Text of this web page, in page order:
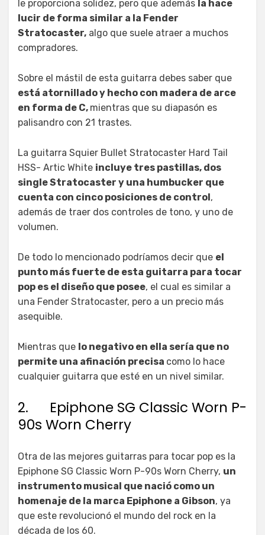
le proporciona solidez, pero que además la hace
lucir de forma similar a la Fender
Stratocaster, algo que suele atraer a muchos
compradores.
Sobre el mástil de esta guitarra debes saber que
está atornillado y hecho con madera de arce
en forma de C, mientras que su diapasón es
palisandro con 21 trastes.
La guitarra Squier Bullet Stratocaster Hard Tail
HSS- Artic White incluye tres pastillas, dos
single Stratocaster y una humbucker que
cuenta con cinco posiciones de control,
además de traer dos controles de tono, y uno de
volumen.
De todo lo mencionado podríamos decir que el
punto más fuerte de esta guitarra para tocar
pop es el diseño que posee, el cual es similar a
una Fender Stratocaster, pero a un precio más
asequible.
Mientras que lo negativo en ella sería que no
permite una afinación precisa como lo hace
cualquier guitarra que esté en un nivel similar.
2. Epiphone SG Classic Worn P-
90s Worn Cherry
Otra de las mejores guitarras para tocar pop es la
Epiphone SG Classic Worn P-90s Worn Cherry, un
instrumento musical que nació como un
homenaje de la marca Epiphone a Gibson, ya
que este revolucionó el mundo del rock en la
década de los 60.